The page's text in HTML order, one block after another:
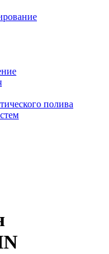
полива